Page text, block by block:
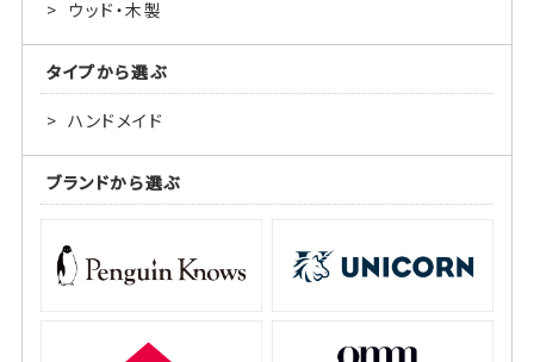
ウッド・木製
タイプから選ぶ
ハンドメイド
ブランドから選ぶ